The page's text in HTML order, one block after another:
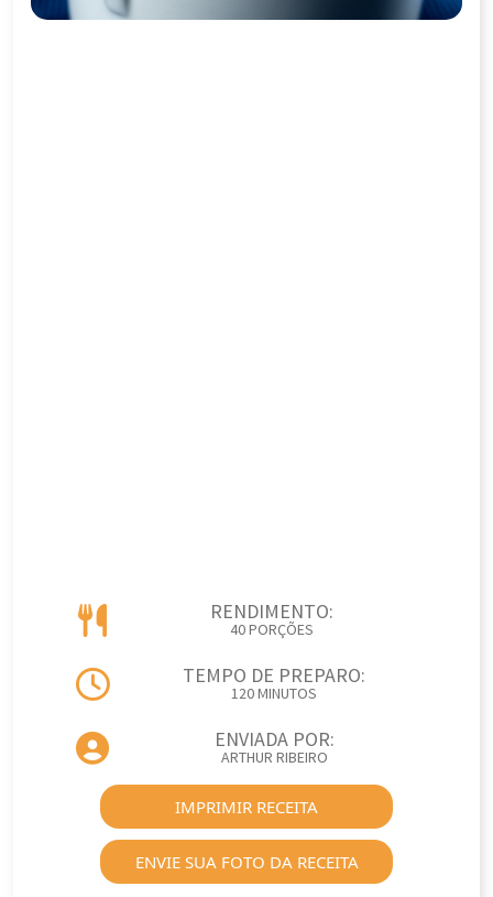
RENDIMENTO:
40 PORÇÕES
TEMPO DE PREPARO:
120 MINUTOS
ENVIADA POR:
ARTHUR RIBEIRO
IMPRIMIR RECEITA
ENVIE SUA FOTO DA RECEITA